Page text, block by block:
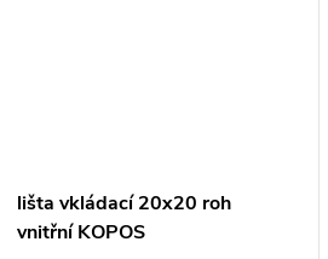
lišta vkládací 20x20 roh
vnitřní KOPOS